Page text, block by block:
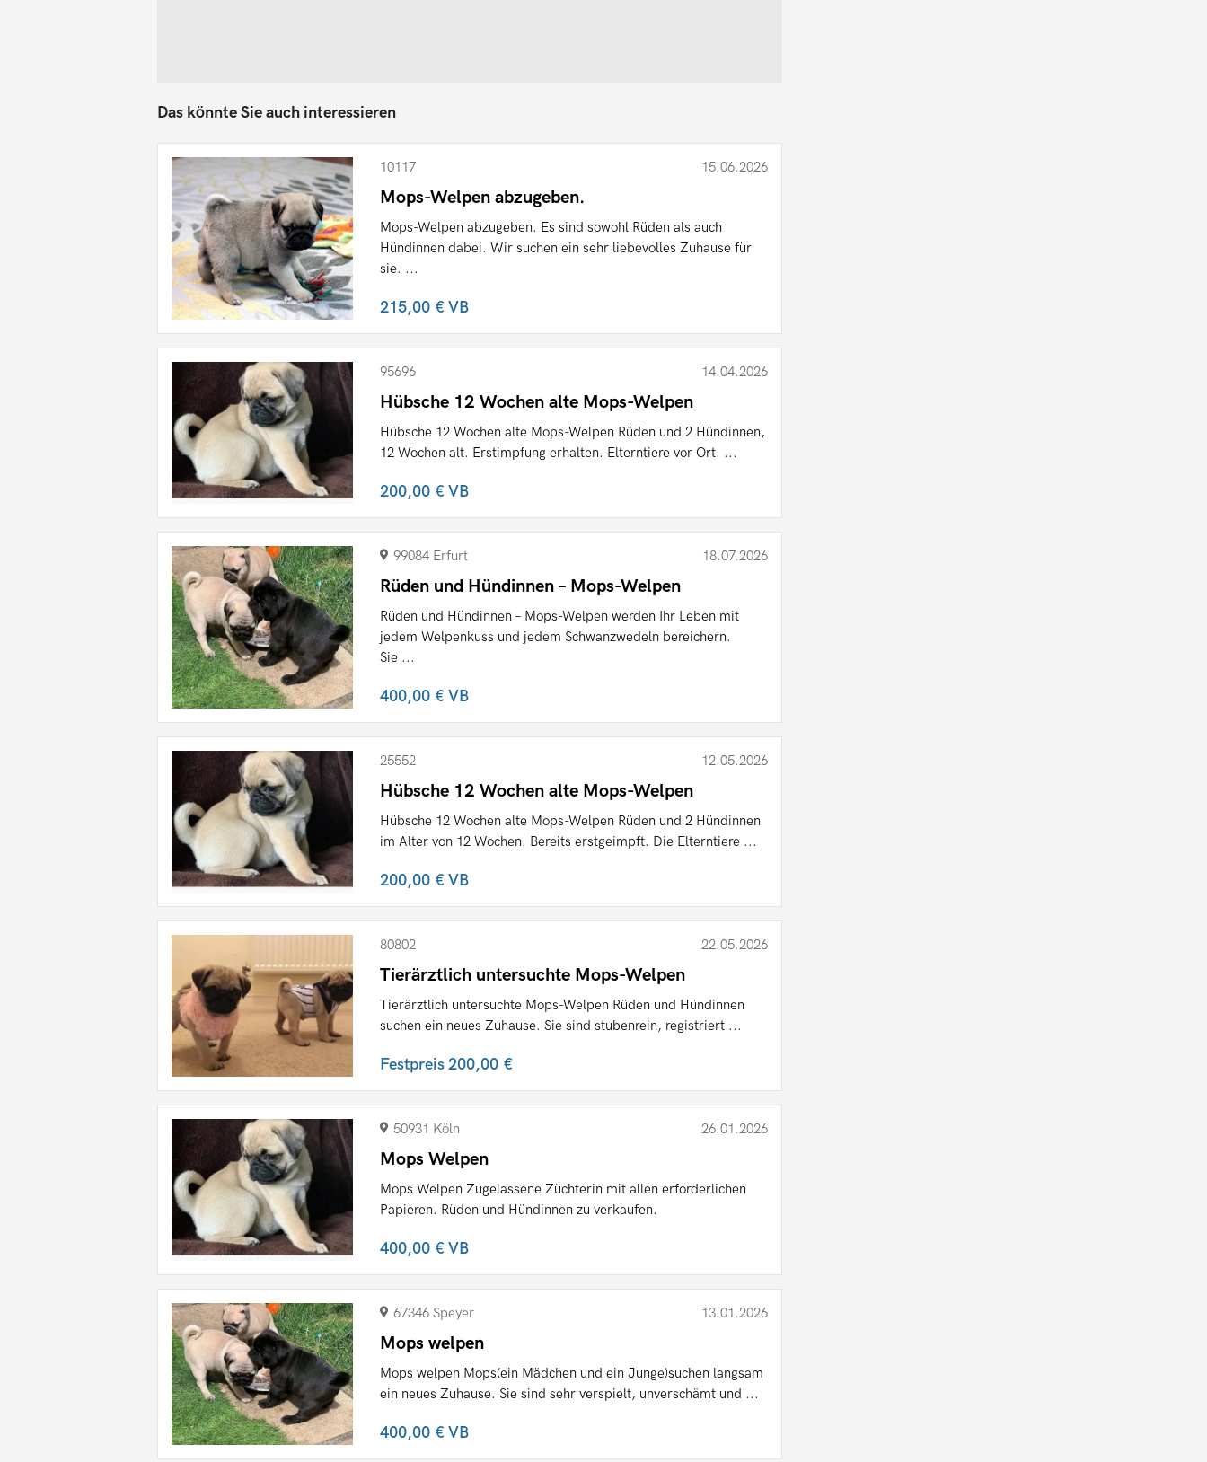
Das könnte Sie auch interessieren
10117 15.06.2026
Mops-Welpen abzugeben.
Mops-Welpen abzugeben. Es sind sowohl Rüden als auch
Hündinnen dabei. Wir suchen ein sehr liebevolles Zuhause für
sie. ...
215,00 €VB
95696 14.04.2026
Hübsche 12 Wochen alte Mops-Welpen
Hübsche 12 Wochen alte Mops-Welpen Rüden und 2 Hündinnen,
12 Wochen alt. Erstimpfung erhalten. Elterntiere vor Ort. ...
200,00 €VB
99084 Erfurt 18.07.2026
Rüden und Hündinnen – Mops-Welpen
Rüden und Hündinnen – Mops-Welpen werden Ihr Leben mit
jedem Welpenkuss und jedem Schwanzwedeln bereichern.
Sie ...
400,00 €VB
25552 12.05.2026
Hübsche 12 Wochen alte Mops-Welpen
Hübsche 12 Wochen alte Mops-Welpen Rüden und 2 Hündinnen
im Alter von 12 Wochen. Bereits erstgeimpft. Die Elterntiere ...
200,00 €VB
80802 22.05.2026
Tierärztlich untersuchte Mops-Welpen
Tierärztlich untersuchte Mops-Welpen Rüden und Hündinnen
suchen ein neues Zuhause. Sie sind stubenrein, registriert ...
Festpreis200,00 €
50931 Köln 26.01.2026
Mops Welpen
Mops Welpen Zugelassene Züchterin mit allen erforderlichen
Papieren. Rüden und Hündinnen zu verkaufen.
400,00 €VB
67346 Speyer 13.01.2026
Mops welpen
Mops welpen Mops(ein Mädchen und ein Junge)suchen langsam
ein neues Zuhause. Sie sind sehr verspielt, unverschämt und ...
400,00 €VB